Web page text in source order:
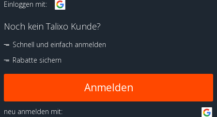
Einloggen mit:
Noch kein Talixo Kunde?
Schnell und einfach anmelden
Rabatte sichern
Anmelden
neu anmelden mit: